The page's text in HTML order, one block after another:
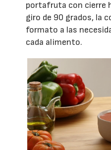
portafruta con cierre
giro de 90 grados, la
formato a las
cada alimento.